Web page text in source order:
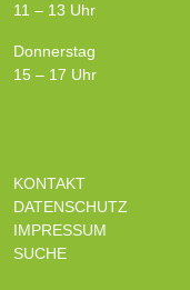
11 – 13 Uhr
Donnerstag
15 – 17 Uhr
KONTAKT
DATENSCHUTZ
IMPRESSUM
SUCHE